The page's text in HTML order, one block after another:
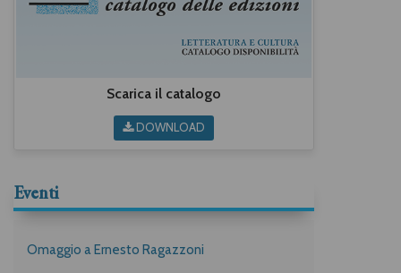
Scarica il catalogo
DOWNLOAD
Eventi
Omaggio a Ernesto Ragazzoni